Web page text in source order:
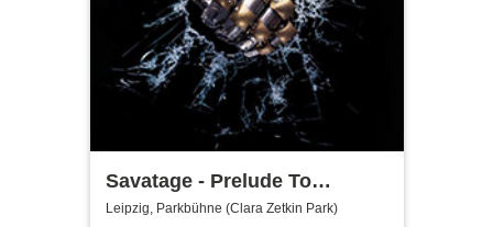
Savatage - Prelude To
Madness - Summer Tour 2026
Leipzig, Parkbühne (Clara Zetkin Park)